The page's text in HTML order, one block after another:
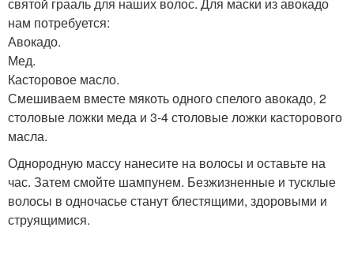
нам потребуется:
Авокадо.
Мед.
Касторовое масло.
Смешиваем вместе мякоть одного спелого авокадо, 2
столовые ложки меда и 3-4 столовые ложки касторового
масла.
Однородную массу нанесите на волосы и оставьте на
час. Затем смойте шампунем. Безжизненные и тусклые
волосы в одночасье станут блестящими, здоровыми и
струящимися.